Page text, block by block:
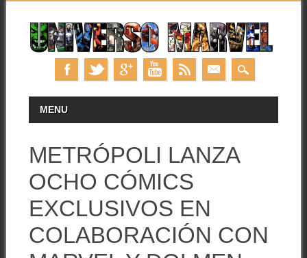
MAIN MENU
MENU
METRÓPOLI LANZA
OCHO CÓMICS
EXCLUSIVOS EN
COLABORACIÓN CON